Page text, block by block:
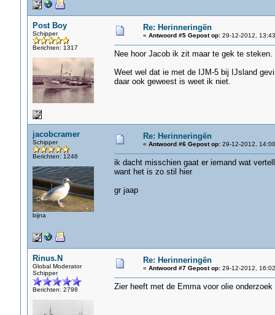
Post Boy
Schipper
Berichten: 1317
Re: Herinneringën
« Antwoord #5 Gepost op:29-12-2012,
Nee hoor Jacob ik zit maar te gek te steken.
Weet wel dat ie met de IJM-5 bij IJsland
daar ook geweest is weet ik niet.
jacobcramer
Schipper
Berichten: 1246
bijna
Re: Herinneringën
« Antwoord #6 Gepost op:29-12-2012,
ik dacht misschien gaat er iemand wat
want het is zo stil hier
gr jaap
Rinus.N
Global Moderator
Schipper
Berichten: 2798
Re: Herinneringën
« Antwoord #7 Gepost op:29-12-2012,
Zier heeft met de Emma voor olie